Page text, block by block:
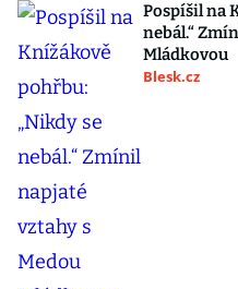
Pospíšil na
nebál.“
Mládkovou
Blesk.cz